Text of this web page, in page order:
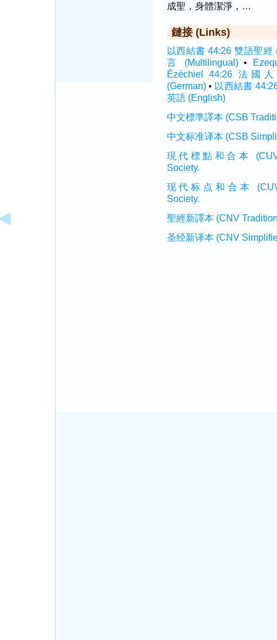
成聖，身體潔淨，…
鏈接 (Links)
以西結書 44:26 雙語聖經
言 (Multilingual) •
Ézéchiel 44:26 法國
(German)• 以西結書
英語 (English)
中文標準譯本 (CSB
中文标准译本 (CSB
現代標點和合本
Society.
现代标点和合本
Society.
聖經新譯本 (CNV
圣经新译本 (CNV